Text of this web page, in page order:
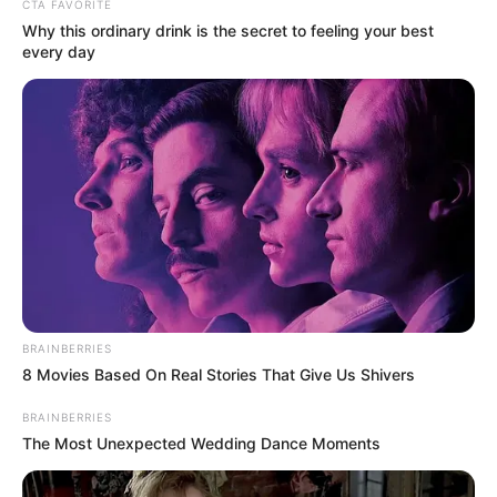
ACTIVAR AHORA
TEMAS DESTACADOS
CATATUMBO
PUENTE INTERNACIONAL SIMÓN BOLÍVAR
NOTICIAS NORTE DE SANTANDER
ÁREA METROPOLITANA DE CÚCUTA
OCAÑA
NARCOTRÁFICO
ELN
CTA FAVORITE
Why this ordinary drink is the secret to feeling your best
every day
BRAINBERRIES
8 Movies Based On Real Stories That Give Us Shivers
BRAINBERRIES
The Most Unexpected Wedding Dance Moments